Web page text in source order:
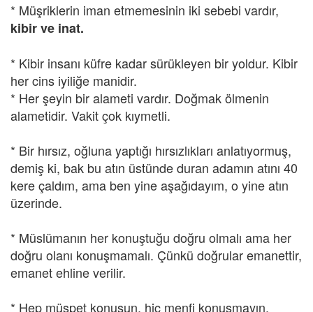
* Müşriklerin iman etmemesinin iki sebebi vardır,
kibir ve inat.
* Kibir insanı küfre kadar sürükleyen bir yoldur. Kibir
her cins iyiliğe manidir.
* Her şeyin bir alameti vardır. Doğmak ölmenin
alametidir. Vakit çok kıymetli.
* Bir hırsız, oğluna yaptığı hırsızlıkları anlatıyormuş,
demiş ki, bak bu atın üstünde duran adamın atını 40
kere çaldım, ama ben yine aşağıdayım, o yine atın
üzerinde.
* Müslümanın her konuştuğu doğru olmalı ama her
doğru olanı konuşmamalı. Çünkü doğrular emanettir,
emanet ehline verilir.
* Hep müspet konuşun, hiç menfi konuşmayın,